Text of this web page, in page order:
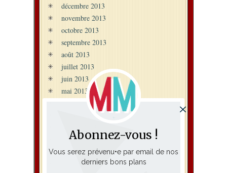
décembre 2013
novembre 2013
octobre 2013
septembre 2013
août 2013
juillet 2013
juin 2013
mai 2013
avril 2013
février 2013
janvier 2013
décembre 2012
novembre 2012
Abonnez-vous !
Vous serez prévenu•e par email de nos
derniers bons plans